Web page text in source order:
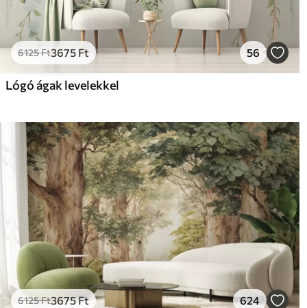
6125Ft3675 Ft 56
Lógó ágak levelekkel
6125Ft3675Ft 624